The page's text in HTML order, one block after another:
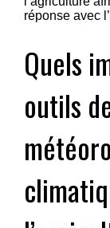
Quels
outils